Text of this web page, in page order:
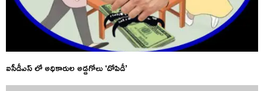
ఐసీడీఎస్ లో అధికారుల అడ్డగోలు ‘దోపిడీ’